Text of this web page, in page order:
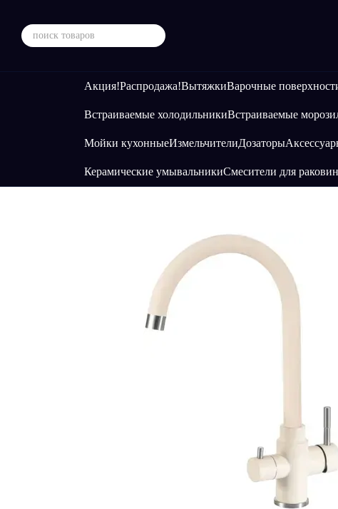
Акция!Распродажа!ВытяжкиВарочные
Встраиваемые холодильникиВстраиваемые
Мойки кухонныеИзмельчителиДозаторы
Керамические умывальникиСмесители для